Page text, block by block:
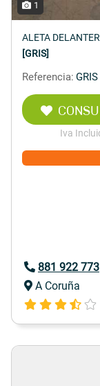
1
ALETA
[GRIS]
Referencia: GRIS
Iva
881 922 773
A Coruña